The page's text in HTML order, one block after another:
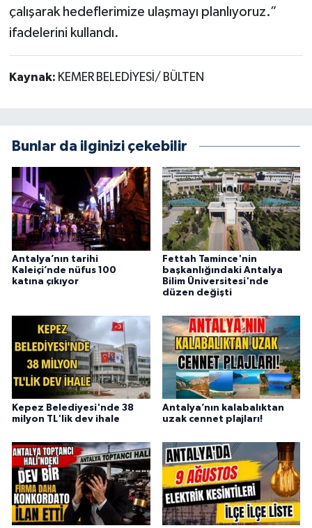
çalışarak hedeflerimize ulaşmayı planlıyoruz.”
ifadelerini kullandı.
Kaynak: KEMER BELEDİYESİ/ BÜLTEN
Bunlar da ilginizi çekebilir
Antalya’nın tarihi
Kaleiçi’nde nüfus 100
katına çıkıyor
Fettah Tamince'nin
başkanlığındaki Antalya
Bilim Üniversitesi'nde
düzen değişti
Kepez Belediyesi'nde 38
milyon TL'lik dev ihale
Antalya’nın kalabalıktan
uzak cennet plajları!